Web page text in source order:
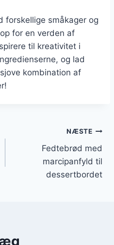
forskellige småkager og
for en verden af
til kreativitet i
og lad
kombination af
NÆSTE
Fedtebrød med
marcipanfyld til
dessertbordet